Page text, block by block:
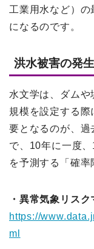
工業用水など）
になるのです。
洪水被害の発
水文学は、ダム
規模を設定する
要となるのが、過
で、10年に一度
を予測する「確率
・異常気象リス
https://
ml